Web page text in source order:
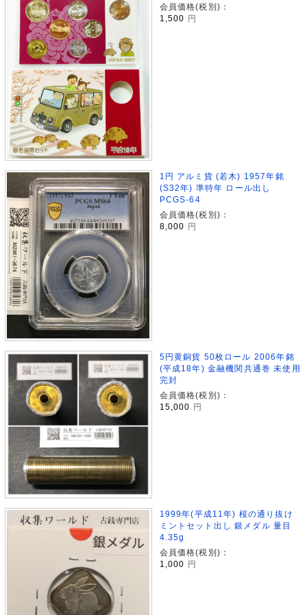
会員価格(税別)：
1,500
円
1円 アルミ貨 (若木) 1957年銘
(S32年) 準特年 ロール出し
PCGS-64
会員価格(税別)：
8,000
円
5円黄銅貨 50枚ロール 2006年銘
(平成18年) 金融機関共通巻 未使用
完封
会員価格(税別)：
15,000 円
1999年(平成11年) 桜の通り抜け
ミントセット出し 銀メダル 量目
4.35g
会員価格(税別)：
1,000 円